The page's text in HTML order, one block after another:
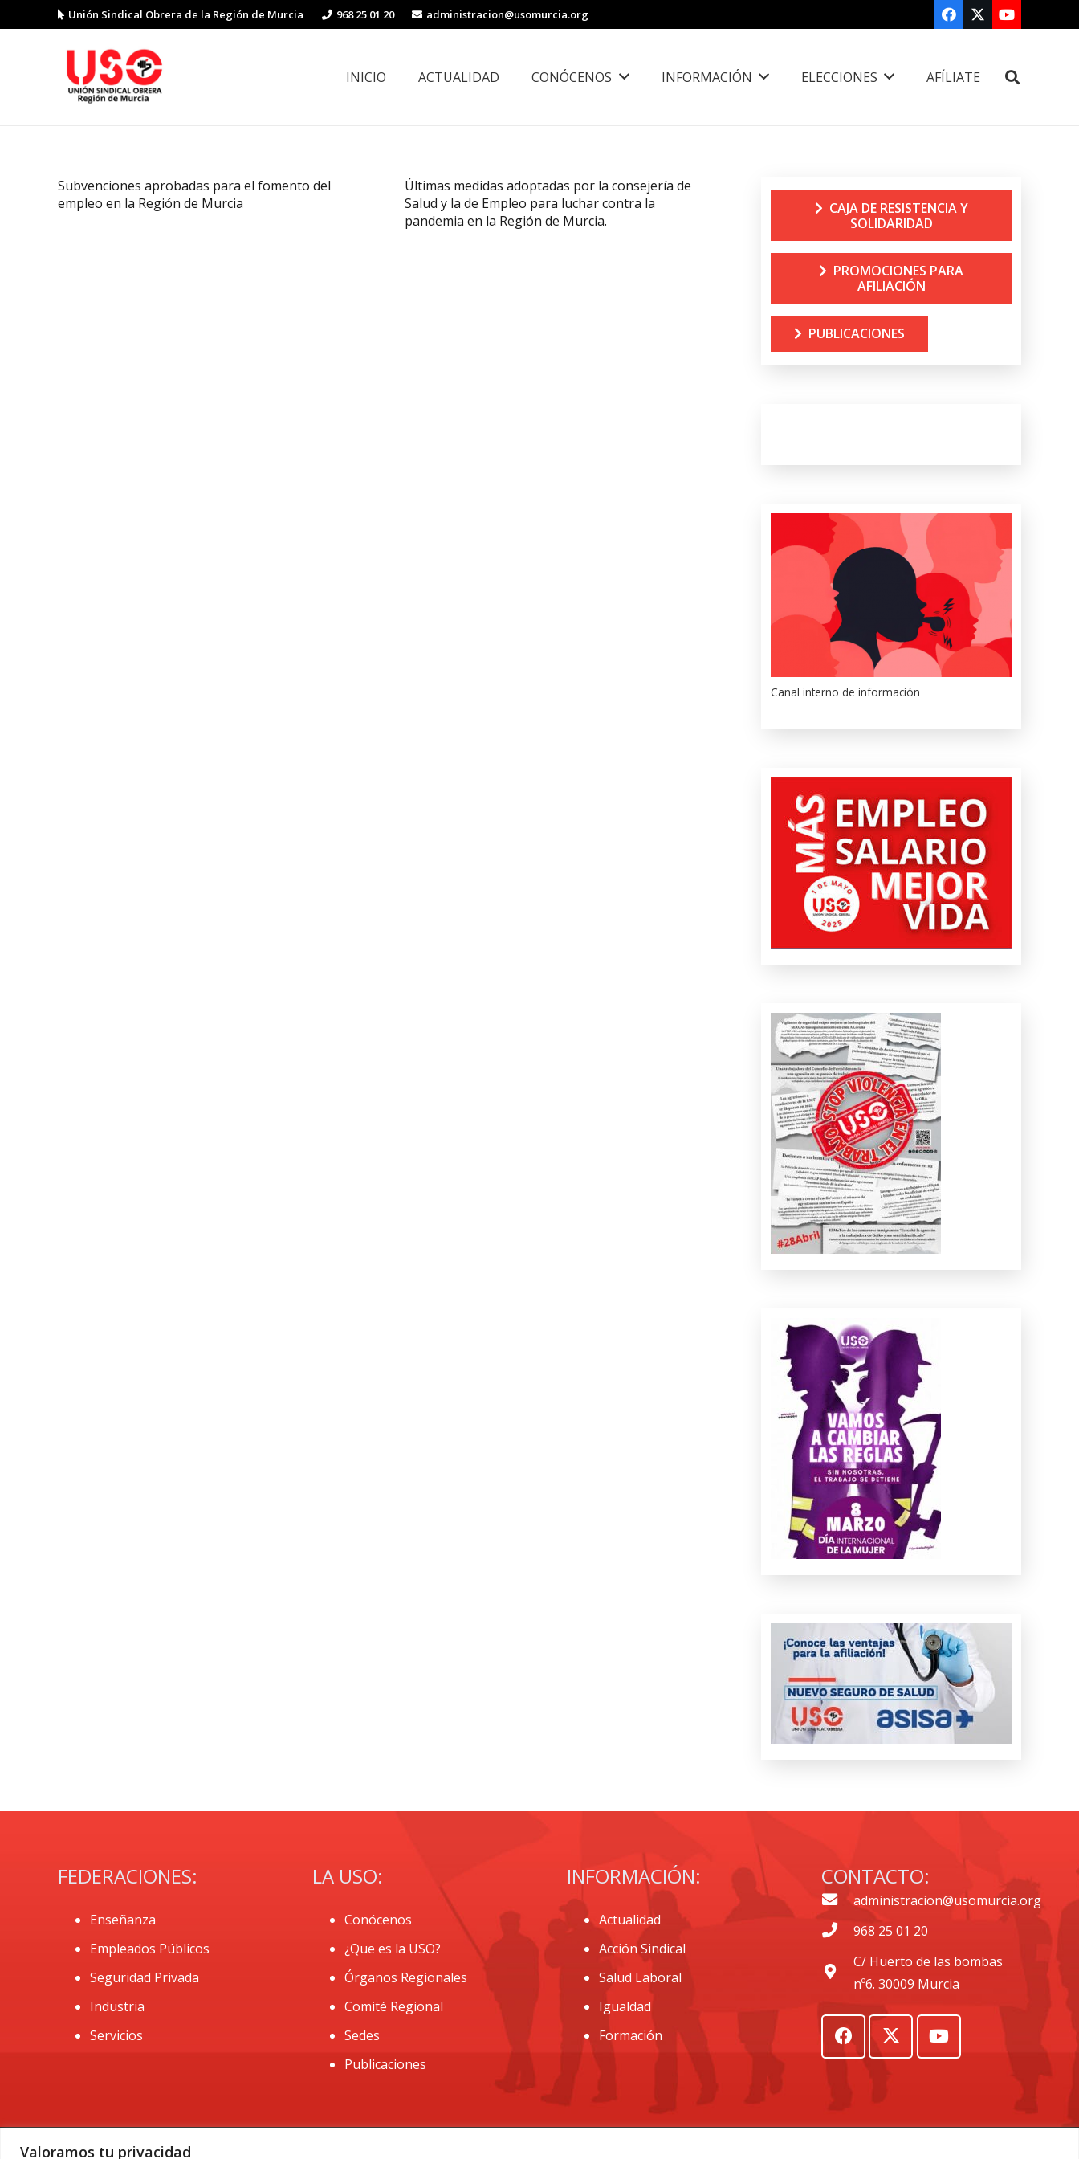
Valoramos tu privacidad
Unión Sindical Obrera de la Región de Murcia 968 25 01 20 administracion@usomurcia.org
INICIO ACTUALIDAD CONÓCENOS INFORMACIÓN ELECCIONES AFÍLIATE
Subvenciones aprobadas para el fomento del
empleo en la Región de Murcia
Últimas medidas adoptadas por la consejería de
Salud y la de Empleo para luchar contra la
pandemia en la Región de Murcia.
CAJA DE RESISTENCIA Y
SOLIDARIDAD
PROMOCIONES PARA
AFILIACIÓN
PUBLICACIONES
Canal interno de información
FEDERACIONES:
Enseñanza
Empleados Públicos
Seguridad Privada
Industria
Servicios
LA USO:
Conócenos
¿Que es la USO?
Órganos Regionales
Comité Regional
Sedes
Publicaciones
INFORMACIÓN:
Actualidad
Acción Sindical
Salud Laboral
Igualdad
Formación
CONTACTO:
administracion@usomurcia.org
968 25 01 20
C/ Huerto de las bombas
nº6. 30009 Murcia